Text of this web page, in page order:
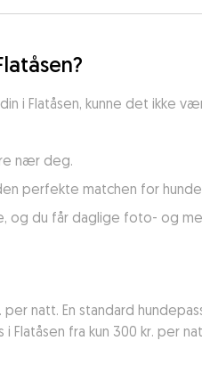
i Flatåsen, kunne det ikke
nær deg.
perfekte matchen for
og du får daglige foto- og
natt. En standard
Flatåsen fra kun 300 kr. per